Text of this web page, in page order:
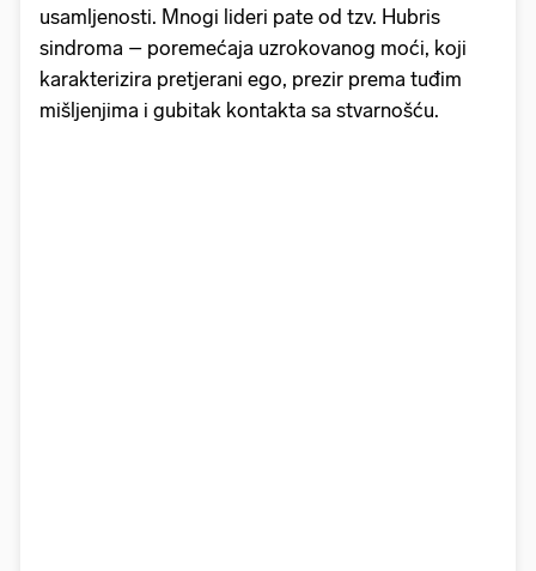
usamljenosti. Mnogi lideri pate od tzv. Hubris
sindroma – poremećaja uzrokovanog moći, koji
karakterizira pretjerani ego, prezir prema tuđim
mišljenjima i gubitak kontakta sa stvarnošću.